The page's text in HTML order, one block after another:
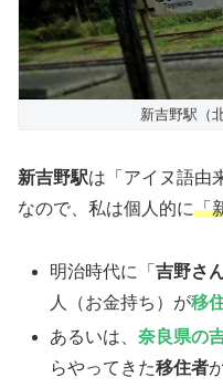
新吉野駅（
新吉野駅は「アイヌ語由
なので、私は個人的に「
明治時代に「吉野さ
人（お金持ち）が移
あるいは、奈良県の
らやってきた移住者